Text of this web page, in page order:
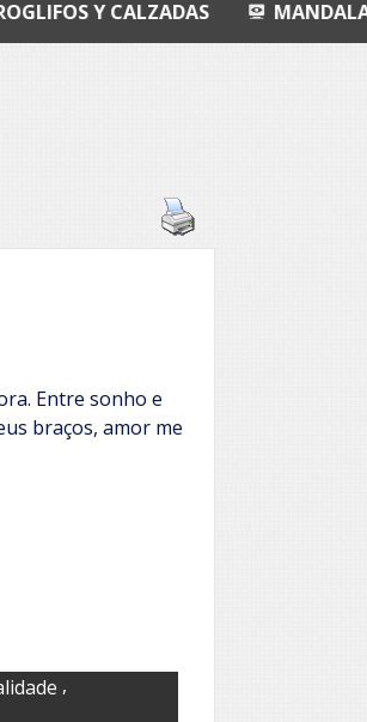
MANDALA
Entre sonho e
braços, amor me
,